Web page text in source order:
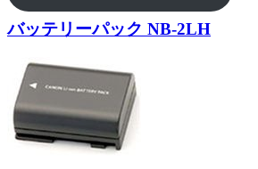
バッテリーパック NB-2LH